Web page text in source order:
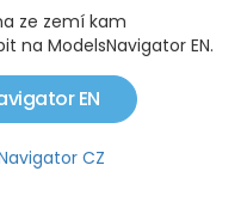
ze zemí kam
na ModelsNavigator EN.
EN
CZ